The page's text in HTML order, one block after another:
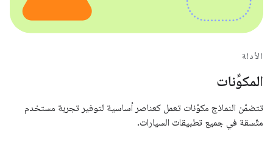
الأدلة
المكوِّنات
تتضمّن النماذج مكوّنات تعمل كعناصر أساسية لتوفير تجربة مستخدم
متّسقة في جميع تطبيقات السيارات.